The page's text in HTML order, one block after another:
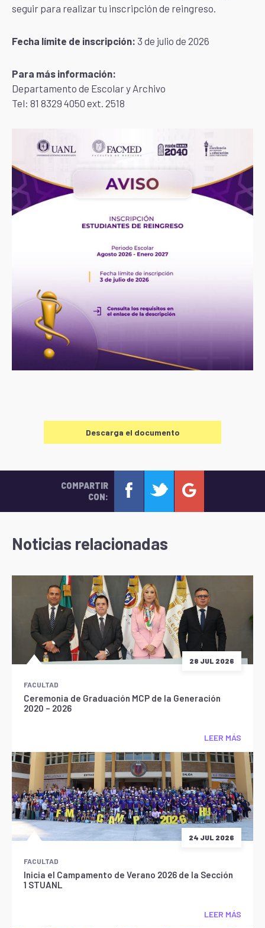
seguir para realizar tu inscripción de reingreso.
Fecha límite de inscripción: 3 de julio de 2026
Para más información:
Departamento de Escolar y Archivo
Tel: 81 8329 4050 ext. 2518
Descarga el documento
COMPARTIR
CON:
Noticias relacionadas
28 JUL 2026
FACULTAD
Ceremonia de Graduación MCP de la Generación
2020 – 2026
LEER MÁS
24 JUL 2026
FACULTAD
Inicia el Campamento de Verano 2026 de la Sección
1 STUANL
LEER MÁS